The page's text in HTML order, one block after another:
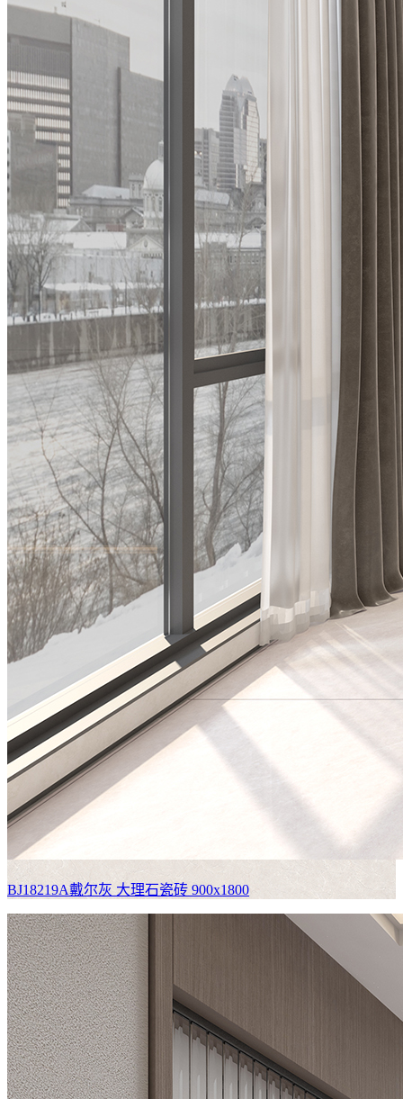
BJ18219A戴尔灰 大理石瓷砖 900x1800